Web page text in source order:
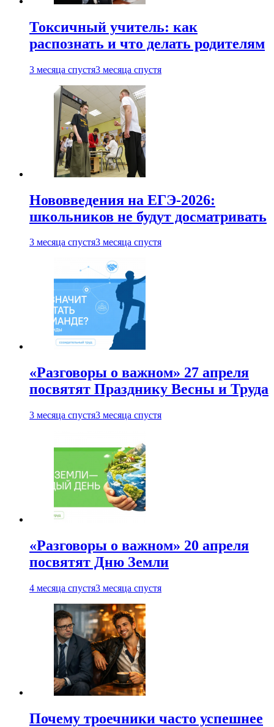
Токсичный учитель: как
распознать и что делать родителям
3 месяца спустя3 месяца спустя
Нововведения на ЕГЭ-2026:
школьников не будут досматривать
3 месяца спустя3 месяца спустя
«Разговоры о важном» 27 апреля
посвятят Празднику Весны и Труда
3 месяца спустя3 месяца спустя
«Разговоры о важном» 20 апреля
посвятят Дню Земли
4 месяца спустя3 месяца спустя
Почему троечники часто успешнее